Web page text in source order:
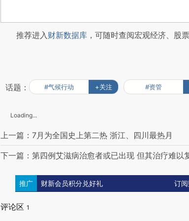
推荐进入财新数据库 ，可随时查阅宏观经济、股
话题： #气候行动 +关注 #资管
Loading...
上一篇：7月为全国史上第二热 浙江、四川最热月
下一篇：第四例艾滋病治愈者或已出现 但其治疗难以
推广 财新会员积分兑好礼 订
评论区 1